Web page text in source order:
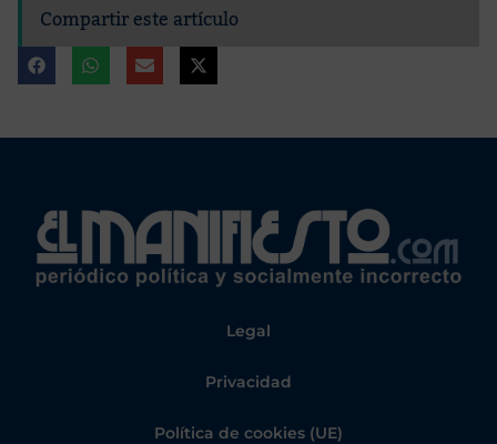
Compartir este artículo
Legal
Privacidad
Política de cookies (UE)